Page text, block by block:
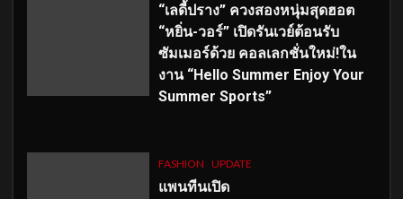
“เลดี้ปราง” ควงสองหนุ่มสุดฮอต
“หยิ่น-วอร์” เปิดรันเวย์ต้อนรับ
ซัมเมอร์ด้วย คอลเลกชั่นใหม่!ใน
งาน “Hello Summer Enjoy Your
Summer Sports”
FASHION UPDATE
แพนทีนเปิด